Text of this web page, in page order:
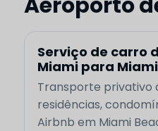
Serviço de carro
Miami para
Transporte privativo
residências,
Airbnb em Miami